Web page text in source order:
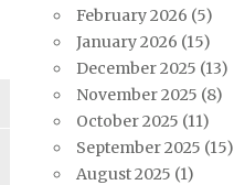
February 2026 (5)
January 2026 (15)
December 2025 (13)
November 2025 (8)
October 2025 (11)
September 2025 (15)
August 2025 (1)